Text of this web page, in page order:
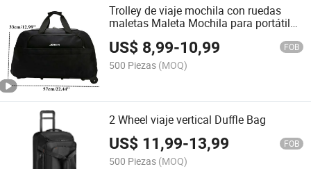
Trolley de viaje mochila con ruedas
maletas Maleta Mochila para portátil
US$ 8,99-10,99 FOB
500 Piezas (MOQ)
2 Wheel viaje vertical Duffle Bag
US$ 11,99-13,99 FOB
500 Piezas (MOQ)